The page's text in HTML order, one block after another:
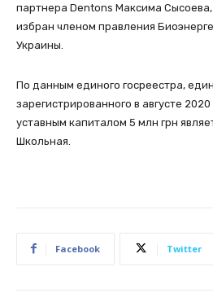
партнера Dentons Максима Сысоева,
избран членом правления
Украины.
По данным единого госреестра,
зарегистрированного в августе
уставным капиталом 5 млн грн
Школьная.
Facebook Twitter